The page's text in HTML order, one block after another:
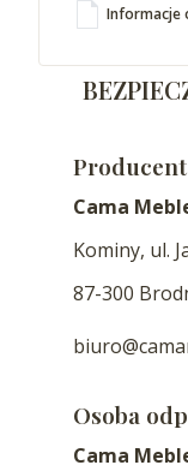
Informacje
Producent
Cama
Kominy, ul.
87-300
Osoba
Cama